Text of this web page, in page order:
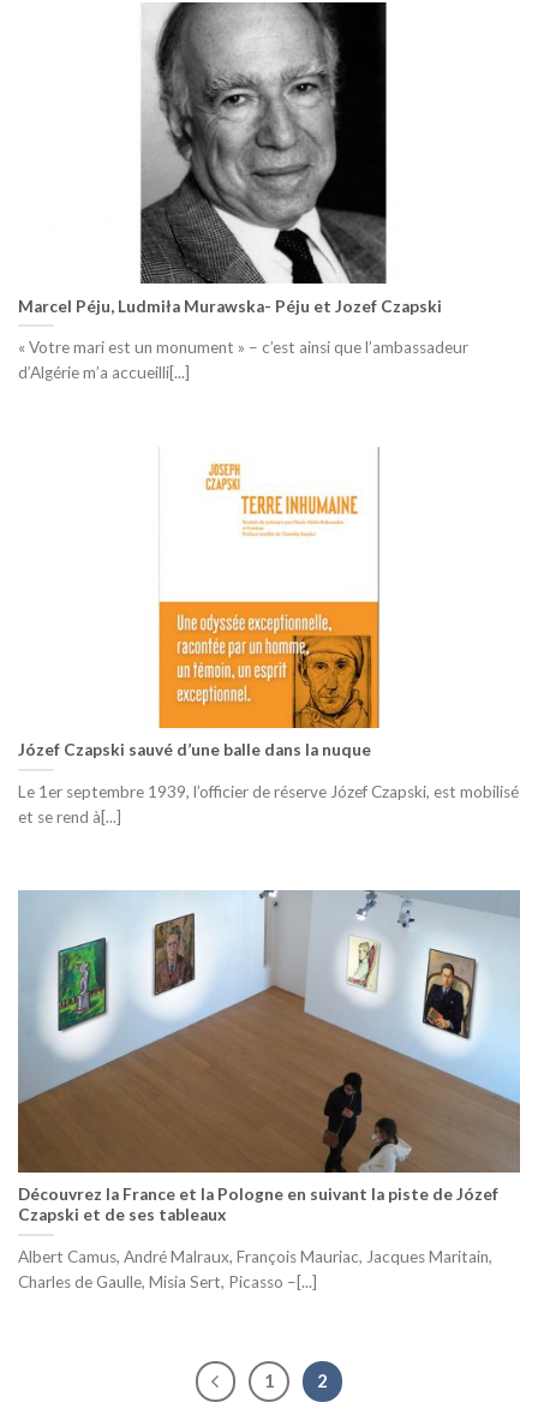
Marcel Péju, Ludmiła Murawska- Péju et Jozef Czapski
« Votre mari est un monument » – c’est ainsi que l’ambassadeur
d’Algérie m’a accueilli[...]
Józef Czapski sauvé d’une balle dans la nuque
Le 1er septembre 1939, l’officier de réserve Józef Czapski, est mobilisé
et se rend à[...]
Découvrez la France et la Pologne en suivant la piste de Józef
Czapski et de ses tableaux
Albert Camus, André Malraux, François Mauriac, Jacques Maritain,
Charles de Gaulle, Misia Sert, Picasso –[...]
1 2